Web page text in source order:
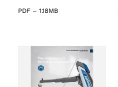
PDF – 1.18MB